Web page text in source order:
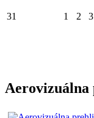
31 1 2 3
Aerovizuálna